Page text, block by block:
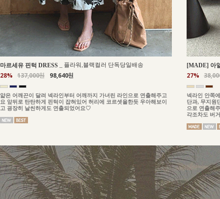
마르세유 핀턱 DRESS 플라워,블랙컬러 단독당일배송
28% 137,000원 98,640원
얇은 어깨끈이 달려 넥라인부터 어깨까지 가녀린 라인으로 연출해주고
요 앞뒤로 탄탄하게 핀턱이 잡혀있어 허리에 코르셋을한듯 우아해보이
고 굉장히 날씬하게도 연출되었어요♡
[MADE] 아
27%
넥라인 안쪽
단과, 무지원
으로 연출해
각조차도 버